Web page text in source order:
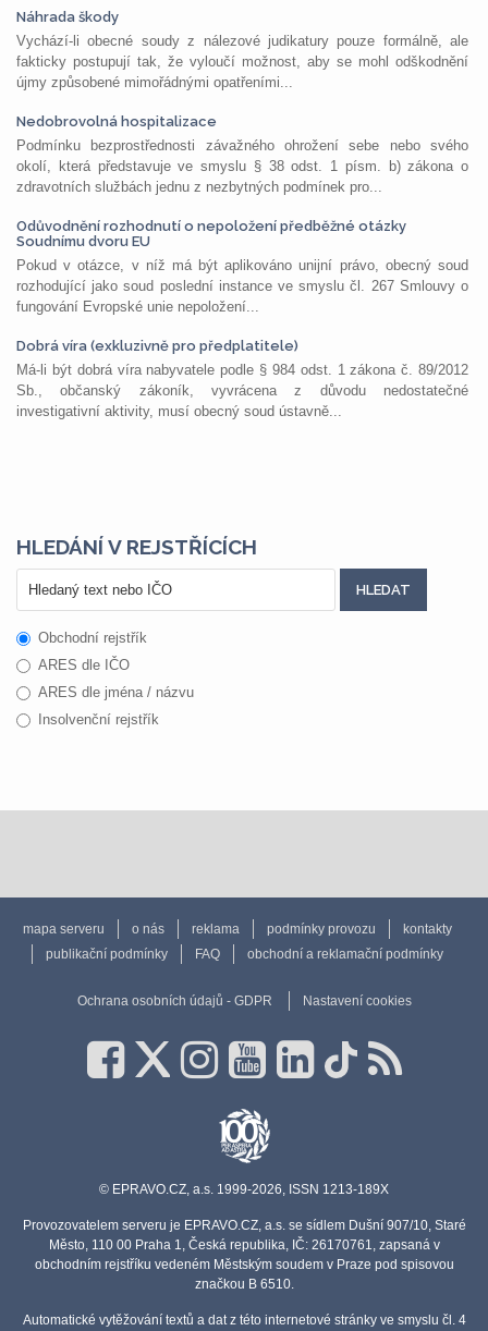
Náhrada škody
Vychází-li obecné soudy z nálezové judikatury pouze formálně, ale
fakticky postupují tak, že vyloučí možnost, aby se mohl odškodnění
újmy způsobené mimořádnými opatřeními...
Nedobrovolná hospitalizace
Podmínku bezprostřednosti závažného ohrožení sebe nebo svého
okolí, která představuje ve smyslu § 38 odst. 1 písm. b) zákona o
zdravotních službách jednu z nezbytných podmínek pro...
Odůvodnění rozhodnutí o nepoložení předběžné otázky
Soudnímu dvoru EU
Pokud v otázce, v níž má být aplikováno unijní právo, obecný soud
rozhodující jako soud poslední instance ve smyslu čl. 267 Smlouvy o
fungování Evropské unie nepoložení...
Dobrá víra (exkluzivně pro předplatitele)
Má-li být dobrá víra nabyvatele podle § 984 odst. 1 zákona č. 89/2012
Sb., občanský zákoník, vyvrácena z důvodu nedostatečné
investigativní aktivity, musí obecný soud ústavně...
HLEDÁNÍ V REJSTŘÍCÍCH
Obchodní rejstřík
ARES dle IČO
ARES dle jména / názvu
Insolvenční rejstřík
mapa serveru o nás reklama podmínky provozu
kontakty
publikační podmínky
FAQ obchodní a reklamační podmínky
Ochrana osobních údajů - GDPR Nastavení cookies
© EPRAVO.CZ, a.s. 1999-2026, ISSN 1213-189X
Provozovatelem serveru je EPRAVO.CZ, a.s. se sídlem Dušní 907/10, Staré
Město, 110 00 Praha 1, Česká republika, IČ: 26170761, zapsaná v
obchodním rejstříku vedeném Městským soudem v Praze pod spisovou
značkou B 6510.
Automatické vytěžování textů a dat z této internetové stránky ve smyslu čl. 4